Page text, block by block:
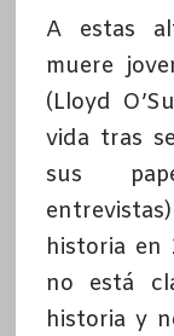
A estas
muere
(Lloyd
vida tras
sus
historia en
no está
historia y